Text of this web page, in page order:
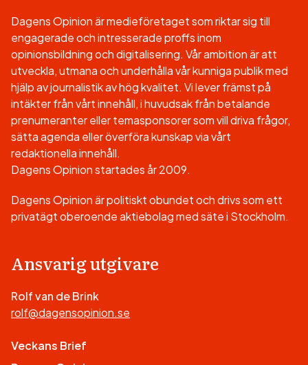
Dagens Opinion är medieföretaget som riktar sig till
engagerade och intresserade proffs inom
opinionsbildning och digitalisering. Vår ambition är att
utveckla, utmana och underhålla vår kunniga publik med
hjälp av journalistik av hög kvalitet. Vi lever främst på
intäkter från vårt innehåll, i huvudsak från betalande
prenumeranter eller temasponsorer som vill driva frågor,
sätta agenda eller överföra kunskap via vårt
redaktionella innehåll.
Dagens Opinion startades år 2009.
Dagens Opinion är politiskt obundet och drivs som ett
privatägt oberoende aktiebolag med säte i Stockholm.
Ansvarig utgivare
Rolf van de Brink
rolf@dagensopinion.se
Veckans Brief